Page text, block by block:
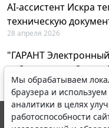
AI-ассистент Искра
техническую
28 апреля 2026
"ГАРАНТ
вебинар по работе с
23 апреля 2026
Мы обрабатываем
браузера и
аналитики в целях
работоспособности